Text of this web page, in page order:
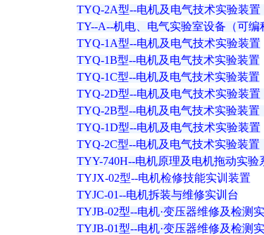
TYQ-2A型--电机及电气技术实验装置
TY--A--机电、电气实验室设备（可编
TYQ-1A型--电机及电气技术实验装置
TYQ-1B型--电机及电气技术实验装置
TYQ-1C型--电机及电气技术实验装置
TYQ-2D型--电机及电气技术实验装置
TYQ-2B型--电机及电气技术实验装置
TYQ-1D型--电机及电气技术实验装置
TYQ-2C型--电机及电气技术实验装置
TYY-740H--电机原理及电机拖动实验
TYJX-02型--电机检修技能实训装置
TYJC-01--电机拆装与维修实训台
TYJB-02型--电机·变压器维修及检测
TYJB-01型--电机·变压器维修及检测